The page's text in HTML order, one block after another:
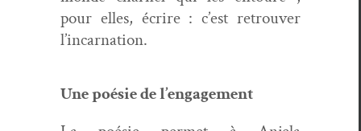
pour elles, écrire : c’est retrou­ver
l’incarnation.
Une poésie de l’engagement